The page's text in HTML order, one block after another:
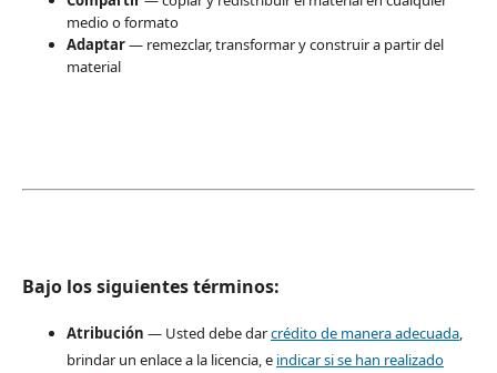
medio o formato
Adaptar— remezclar, transformar y construir a partir del
material
Bajo los siguientes términos:
Atribución — Usted debe darcrédito de manera adecuada,
brindar un enlace a la licencia, e indicar si se han realizado